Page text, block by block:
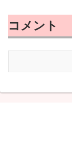
コメント